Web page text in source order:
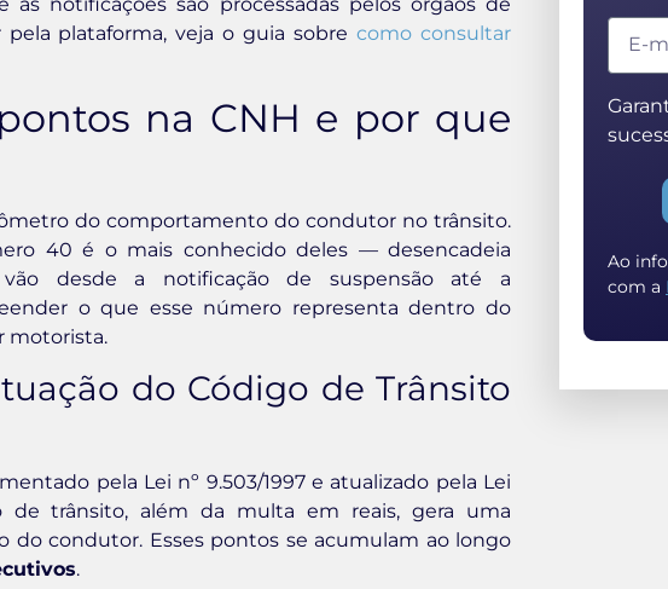
notificações são processadas pelos órgãos de
plataforma, veja o guia sobrecomo consultar
na CNH e por que
do comportamento do condutor no trânsito.
40 é o mais conhecido deles — desencadeia
vão desde a notificação de suspensão até a
o que esse número representa dentro do
motorista.
do Código de Trânsito
pela Lei nº 9.503/1997 e atualizado pela Lei
de trânsito, além da multa em reais, gera uma
condutor. Esses pontos se acumulam ao longo
.
Ao
com a